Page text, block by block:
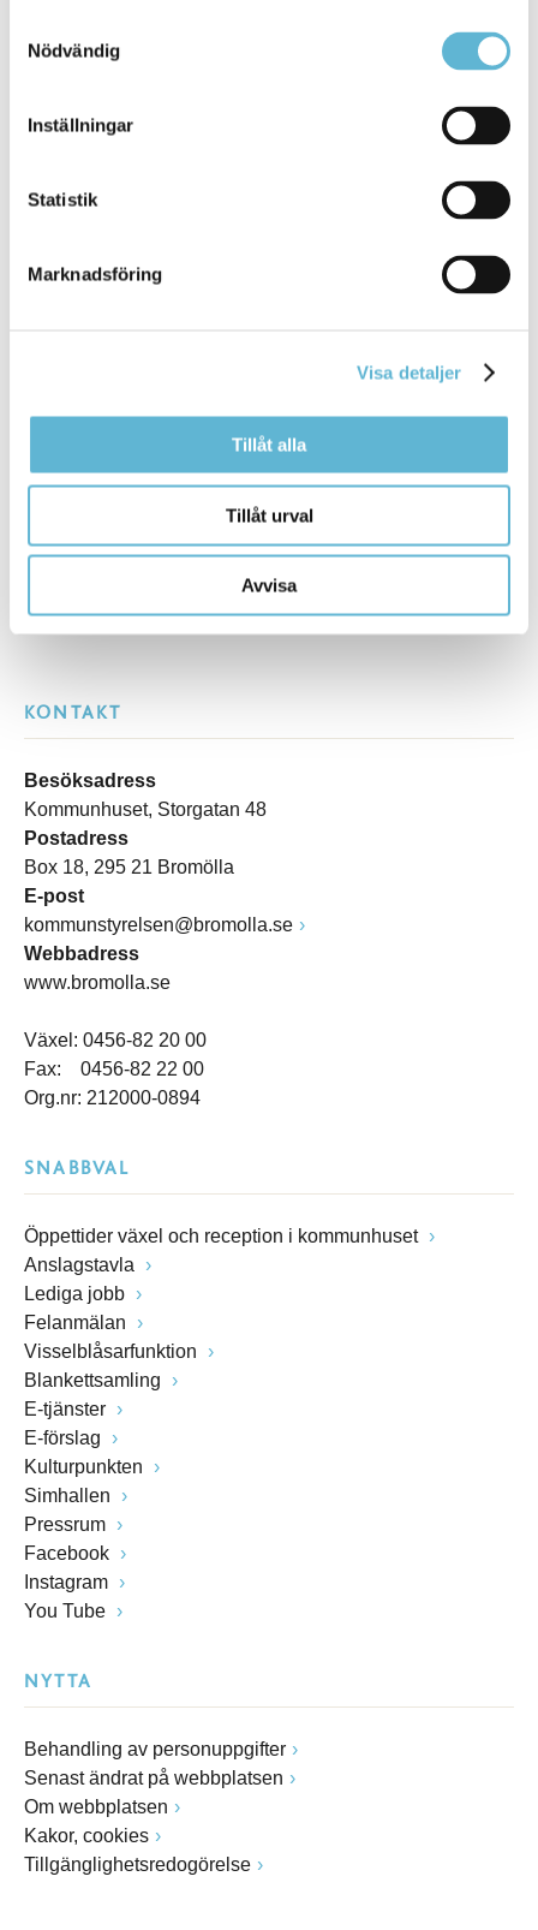
Nödvändig
Inställningar
Statistik
Marknadsföring
Visa detaljer
Tillåt alla
Tillåt urval
Avvisa
kundfrågorna från Bromölla enklare att besvara. Bromölla
har bara en liten organisation som jobbar med avfall och
ett underlag för ett mera långsiktigt samarbete förberedas.
KONTAKT
Besöksadress
Kommunhuset, Storgatan 48
Postadress
Box 18, 295 21 Bromölla
E-post
kommunstyrelsen@bromolla.se
Webbadress
www.bromolla.se
Växel: 0456-82 20 00
Fax: 0456-82 22 00
Org.nr: 212000-0894
SNABBVAL
Öppettider växel och reception i kommunhuset
Anslagstavla
Lediga jobb
Felanmälan
Visselblåsarfunktion
Blankettsamling
E-tjänster
E-förslag
Kulturpunkten
Simhallen
Pressrum
Facebook
Instagram
You Tube
NYTTA
Behandling av personuppgifter
Senast ändrat på webbplatsen
Om webbplatsen
Kakor, cookies
Tillgänglighetsredogörelse